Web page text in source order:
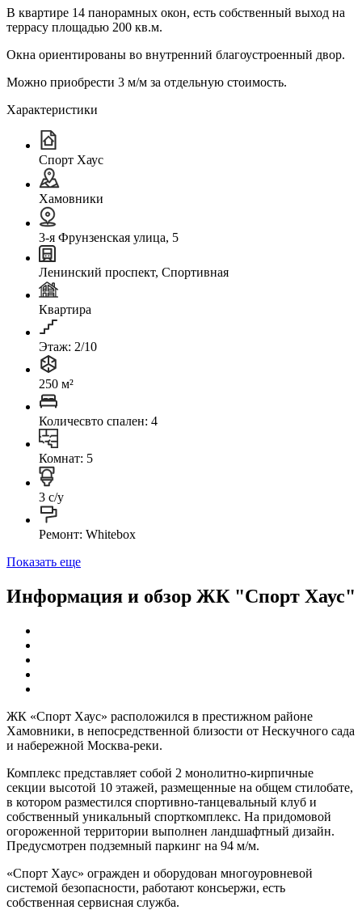
В квартире 14 панорамных окон, есть собственный выход на
террасу площадью 200 кв.м.
Окна ориентированы во внутренний благоустроенный двор.
Можно приобрести 3 м/м за отдельную стоимость.
Характеристики
Спорт Хаус
Хамовники
3-я Фрунзенская улица, 5
Ленинский проспект, Спортивная
Квартира
Этаж: 2/10
250 м²
Количесвто спален: 4
Комнат: 5
3 с/у
Ремонт: Whitebox
Показать еще
Информация и обзор ЖК "Спорт Хаус"
ЖК «Спорт Хаус» расположился в престижном районе
Хамовники, в непосредственной близости от Нескучного сада
и набережной Москва-реки.
Комплекс представляет собой 2 монолитно-кирпичные
секции высотой 10 этажей, размещенные на общем стилобате,
в котором разместился спортивно-танцевальный клуб и
собственный уникальный спорткомплекс. На придомовой
огороженной территории выполнен ландшафтный дизайн.
Предусмотрен подземный паркинг на 94 м/м.
«Спорт Хаус» огражден и оборудован многоуровневой
системой безопасности, работают консьержи, есть
собственная сервисная служба.